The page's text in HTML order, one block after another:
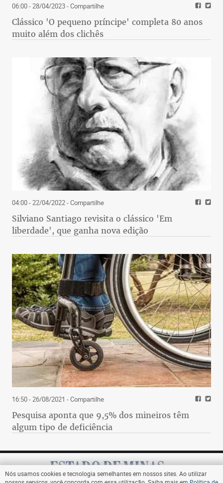
06:00 - 28/04/2023- Compartilhe
Clássico 'O pequeno príncipe' completa 80 anos
muito além dos clichês
04:00 - 22/04/2022- Compartilhe
Silviano Santiago revisita o clássico 'Em
liberdade', que ganha nova edição
16:50 - 26/08/2021 - Compartilhe
Pesquisa aponta que 9,5% dos mineiros têm
algum tipo de deficiência
Nós usamos cookies e tecnologia semelhantes em nossos sites. Ao utilizar